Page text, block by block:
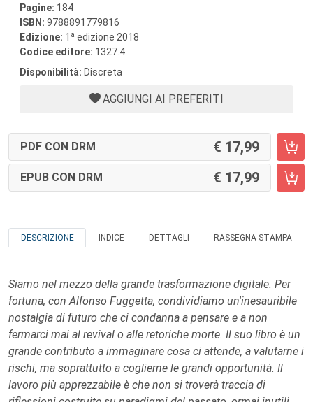
Pagine: 184
ISBN: 9788891779816
Edizione: 1 a edizione 2018
Codice editore: 1327.4
Disponibilità: Discreta
AGGIUNGI AI PREFERITI
PDF CON DRM 17,99
EPUB CON DRM 17,99
DESCRIZIONE INDICE DETTAGLI RASSEGNA STAMPA
Siamo nel mezzo della grande trasformazione digitale. Per
fortuna, con Alfonso Fuggetta, condividiamo un'inesauribile
nostalgia di futuro che ci condanna a pensare e a non
fermarci mai al revival o alle retoriche morte. Il suo libro è un
grande contributo a immaginare cosa ci attende, a valutarne i
rischi, ma soprattutto a coglierne le grandi opportunità. Il
lavoro più apprezzabile è che non si troverà traccia di